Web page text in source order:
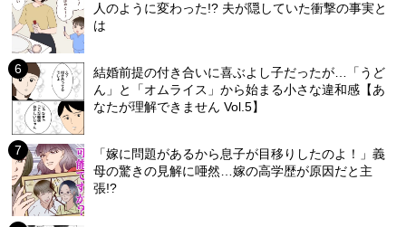
人のように変わった!? 夫が隠していた衝撃の事実と
は
結婚前提の付き合いに喜ぶよし子だったが…「うど
ん」と「オムライス」から始まる小さな違和感【あ
なたが理解できません Vol.5】
「嫁に問題があるから息子が目移りしたのよ！」義
母の驚きの見解に唖然…嫁の高学歴が原因だと主
張!?